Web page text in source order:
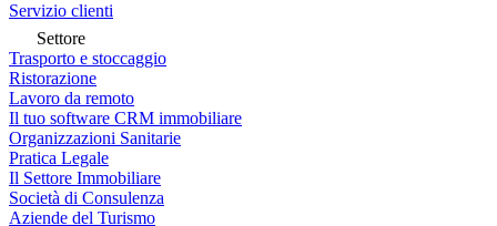
Servizio clienti
Settore
Trasporto e stoccaggio
Ristorazione
Lavoro da remoto
Il tuo software CRM immobiliare
Organizzazioni Sanitarie
Pratica Legale
Il Settore Immobiliare
Società di Consulenza
Aziende del Turismo